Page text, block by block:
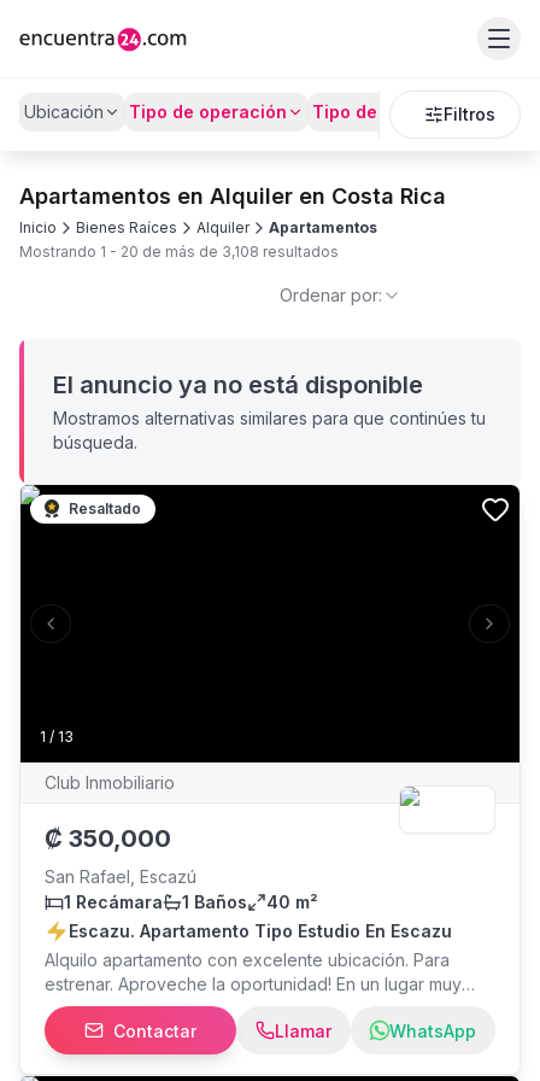
Ubicación Tipo de operación Tipo de PropiedadFiltros
Apartamentos en Alquiler en Costa Rica
Inicio Bienes Raíces Alquiler
Apartamentos
Mostrando 1 - 20 de más de 3,108 resultados
Ordenar por:
El anuncio ya no está disponible
Mostramos alternativas similares para que continúes tu
búsqueda.
1 / 13
Previous slide Next
Resaltado
Club Inmobiliario
₡ 350,000
San Rafael, Escazú
1 Recámara
1 Baños
40 m²
Escazu. Apartamento Tipo Estudio En Escazu
Alquilo apartamento con excelente ubicación. Para
estrenar. Aproveche la oportunidad! En un lugar muy
cómodo, silencioso, tranquilo y cerca de transporte
publico y servicios cercanos. Es tipo estudio (un solo
ambiente) 1 Baño con agua caliente Closet Cocina con
Contactar Llamar WhatsApp